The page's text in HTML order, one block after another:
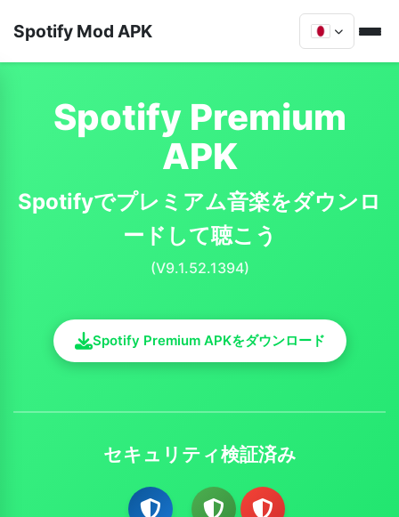
Spotify Mod APK
Spotify Premium
APK
Spotifyでプレミアム音楽をダウンロ
ードして聴こう
(V9.1.52.1394)
Spotify Premium APKをダウンロード
セキュリティ検証済み